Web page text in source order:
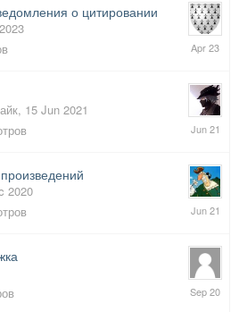
о цитировании
2
Apr
, 15 Jun 2021
17
2020
6
13
Sep